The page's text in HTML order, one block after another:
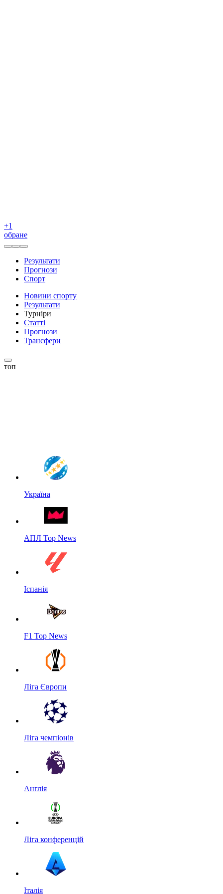
+1
обране
Результати
Прогнози
Спорт
Новини спорту
Результати
Турніри
Статті
Прогнози
Трансфери
топ
Україна
АПЛ Top News
Іспанія
F1 Top News
Ліга Європи
Ліга чемпіонів
Англія
Ліга конференцій
Італія